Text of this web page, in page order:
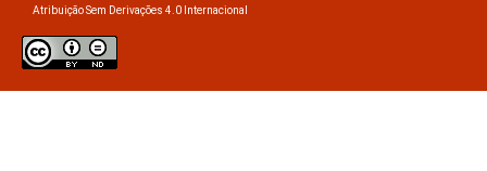
Atribuição Sem Derivações 4.0 Internacional